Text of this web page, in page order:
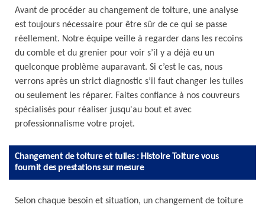
Avant de procéder au changement de toiture, une analyse
est toujours nécessaire pour être sûr de ce qui se passe
réellement. Notre équipe veille à regarder dans les recoins
du comble et du grenier pour voir s’il y a déjà eu un
quelconque problème auparavant. Si c’est le cas, nous
verrons après un strict diagnostic s’il faut changer les tuiles
ou seulement les réparer. Faites confiance à nos couvreurs
spécialisés pour réaliser jusqu'au bout et avec
professionnalisme votre projet.
Changement de toiture et tuiles : Histoire Toiture vous
fournit des prestations sur mesure
Selon chaque besoin et situation, un changement de toiture